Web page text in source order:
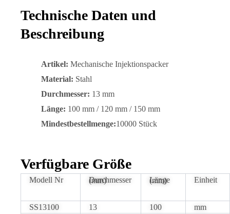
Technische Daten und
Beschreibung
Artikel: Mechanische Injektionspacker
Material: Stahl
Durchmesser: 13 mm
Länge: 100 mm / 120 mm / 150 mm
Mindestbestellmenge:10000 Stück
Verfügbare Größe
Modell Nr Durchmesser (mm) Länge (mm) Einheit
SS13100 13 100
mm